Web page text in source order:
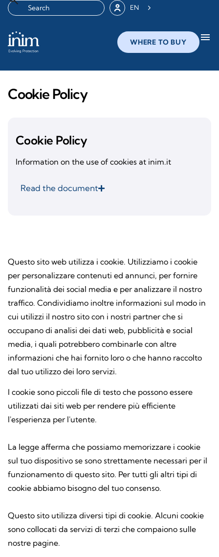
EN
WHERE TO BUY menu
Cookie Policy
Cookie Policy
Information on the use of cookies at inim.it
Read the document
Questo sito web utilizza i cookie. Utilizziamo i cookie
per personalizzare contenuti ed annunci, per fornire
funzionalità dei social media e per analizzare il nostro
traffico. Condividiamo inoltre informazioni sul modo in
cui utilizzi il nostro sito con i nostri partner che si
occupano di analisi dei dati web, pubblicità e social
media, i quali potrebbero combinarle con altre
informazioni che hai fornito loro o che hanno raccolto
dal tuo utilizzo dei loro servizi.
I cookie sono piccoli file di testo che possono essere
utilizzati dai siti web per rendere più efficiente
l'esperienza per l'utente.
La legge afferma che possiamo memorizzare i cookie
sul tuo dispositivo se sono strettamente necessari per il
funzionamento di questo sito. Per tutti gli altri tipi di
cookie abbiamo bisogno del tuo consenso.
Questo sito utilizza diversi tipi di cookie. Alcuni cookie
sono collocati da servizi di terzi che compaiono sulle
nostre pagine.